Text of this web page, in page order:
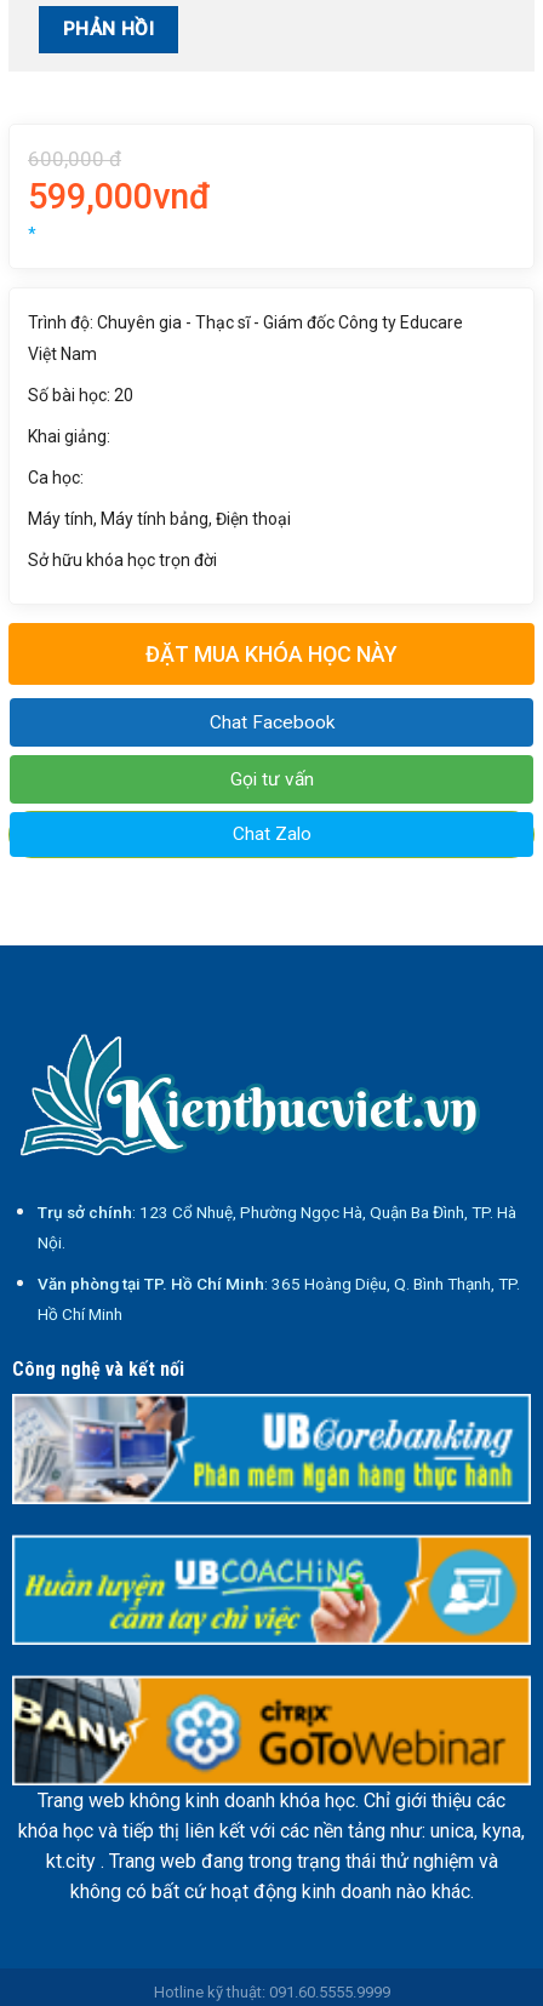
600,000 đ
599,000vnđ
*
Trình độ: Chuyên gia - Thạc sĩ - Giám đốc Công ty Educare
Việt Nam
Số bài học: 20
Khai giảng:
Ca học:
Máy tính, Máy tính bảng, Điện thoại
Sở hữu khóa học trọn đời
ĐẶT MUA KHÓA HỌC NÀY
Chat Facebook
Gọi tư vấn
Chat Zalo
Trụ sở chính: 123 Cổ Nhuệ, Phường Ngọc Hà, Quận Ba Đình, TP. Hà
Nội.
Văn phòng tại TP. Hồ Chí Minh: 365 Hoàng Diệu, Q. Bình Thạnh, TP.
Hồ Chí Minh
Công nghệ và kết nối
Trang web không kinh doanh khóa học. Chỉ giới thiệu các
khóa học và tiếp thị liên kết với các nền tảng như: unica, kyna,
kt.city . Trang web đang trong trạng thái thử nghiệm và
không có bất cứ hoạt động kinh doanh nào khác.
Hotline kỹ thuật: 091.60.5555.9999